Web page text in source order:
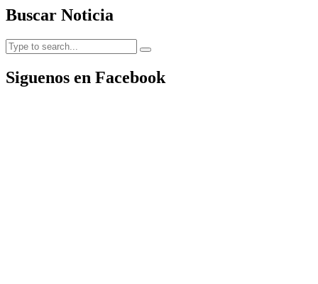
Buscar Noticia
Siguenos en Facebook